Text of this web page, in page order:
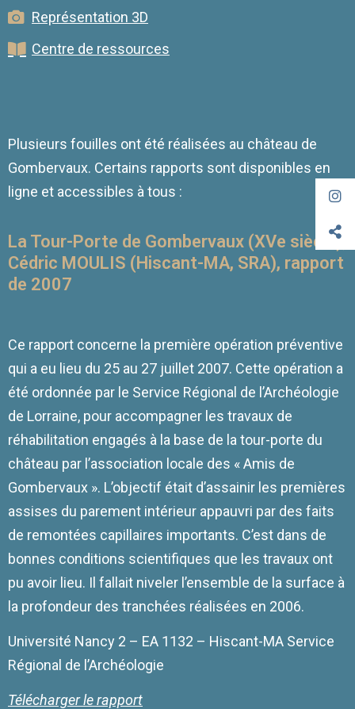
Représentation 3D
Centre de ressources
Plusieurs fouilles ont été réalisées au château de
Gombervaux. Certains rapports sont disponibles en
ligne et accessibles à tous :
La Tour-Porte de Gombervaux (XVe siècle),
Cédric MOULIS (Hiscant-MA, SRA), rapport
de 2007
Ce rapport concerne la première opération préventive
qui a eu lieu du 25 au 27 juillet 2007. Cette opération a
été ordonnée par le Service Régional de l’Archéologie
de Lorraine, pour accompagner les travaux de
réhabilitation engagés à la base de la tour-porte du
château par l’association locale des « Amis de
Gombervaux ». L’objectif était d’assainir les premières
assises du parement intérieur appauvri par des faits
de remontées capillaires importants. C’est dans de
bonnes conditions scientifiques que les travaux ont
pu avoir lieu. Il fallait niveler l’ensemble de la surface à
la profondeur des tranchées réalisées en 2006.
Université Nancy 2 – EA 1132 – Hiscant-MA Service
Régional de l’Archéologie
Télécharger le rapport